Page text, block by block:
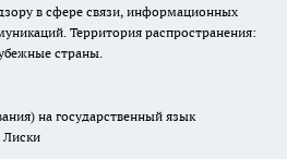
в сфере связи, информационных
Территория распространения:
страны.
на государственный язык